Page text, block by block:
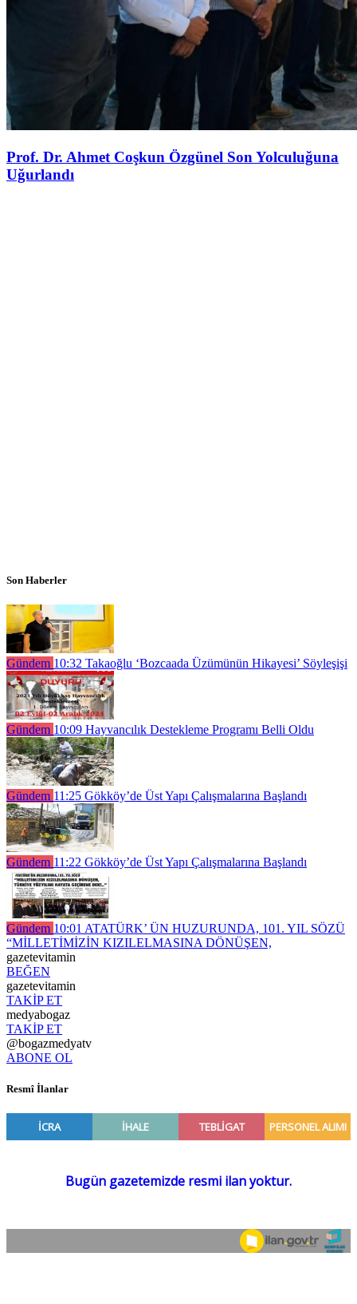
Prof. Dr. Ahmet Coşkun Özgünel Son Yolculuğuna
Uğurlandı
Son Haberler
Gündem 10:32 Takaoğlu ‘Bozcaada Üzümünün Hikayesi’ Söyleşişi
Gündem 10:09 Hayvancılık Destekleme Programı Belli Oldu
Gündem 11:25 Gökköy’de Üst Yapı Çalışmalarına Başlandı
Gündem 11:22 Gökköy’de Üst Yapı Çalışmalarına Başlandı
Gündem 10:01 ATATÜRK’ ÜN HUZURUNDA, 101. YIL SÖZÜ
“MİLLETİMİZİN KIZILELMASINA DÖNÜŞEN,
gazetevitamin
BEĞEN
gazetevitamin
TAKİP ET
medyabogaz
TAKİP ET
@bogazmedyatv
ABONE OL
Resmî İlanlar